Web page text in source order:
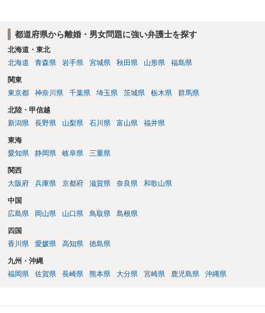
都道府県から離婚・男女問題に強い弁護士を探す
北海道・東北
北海道
青森県 岩手県 宮城県 秋田県 山形県 福島県
関東
東京都
神奈川県 千葉県 埼玉県 茨城県 栃木県 群馬県
北陸・甲信越
新潟県
長野県 山梨県 石川県 富山県 福井県
東海
愛知県
静岡県 岐阜県 三重県
関西
大阪府
兵庫県 京都府 滋賀県 奈良県 和歌山県
中国
広島県
岡山県 山口県 鳥取県 島根県
四国
香川県
愛媛県 高知県 徳島県
九州・沖縄
福岡県
佐賀県 長崎県 熊本県 大分県 宮崎県 鹿児島県 沖縄県